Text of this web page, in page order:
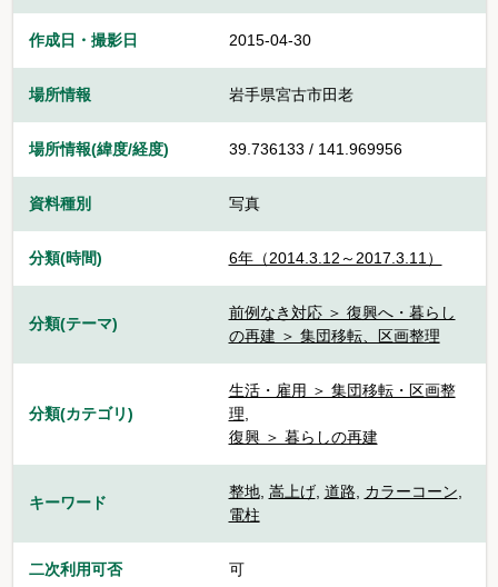
作成日・撮影日 2015-04-30
場所情報 岩手県宮古市田老
場所情報(緯度/経度) 39.736133 / 141.969956
資料種別 写真
分類(時間) 6年（2014.3.12～2017.3.11）
分類(テーマ)
前例なき対応 ＞ 復興へ・暮らし
の再建 ＞ 集団移転、区画整理
分類(カテゴリ)
生活・雇用 ＞ 集団移転・区画整
理,
復興 ＞ 暮らしの再建
キーワード
整地, 嵩上げ, 道路, カラーコーン,
電柱
二次利用可否 可